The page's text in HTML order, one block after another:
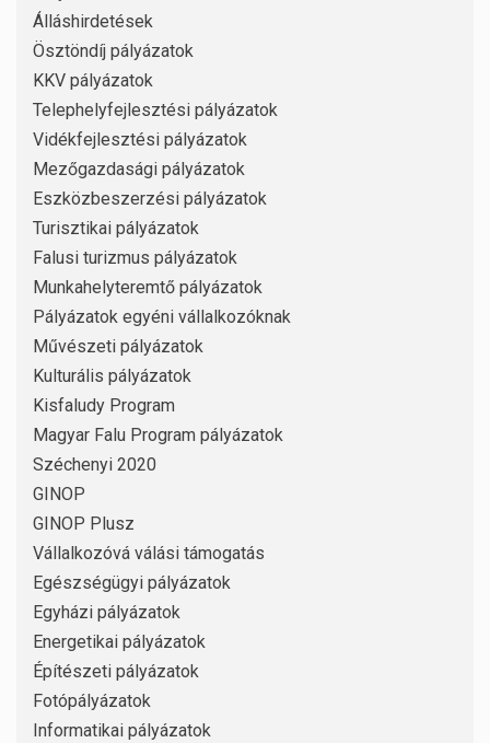
Álláshirdetések
Ösztöndíj pályázatok
KKV pályázatok
Telephelyfejlesztési pályázatok
Vidékfejlesztési pályázatok
Mezőgazdasági pályázatok
Eszközbeszerzési pályázatok
Turisztikai pályázatok
Falusi turizmus pályázatok
Munkahelyteremtő pályázatok
Pályázatok egyéni vállalkozóknak
Művészeti pályázatok
Kulturális pályázatok
Kisfaludy Program
Magyar Falu Program pályázatok
Széchenyi 2020
GINOP
GINOP Plusz
Vállalkozóvá válási támogatás
Egészségügyi pályázatok
Egyházi pályázatok
Energetikai pályázatok
Építészeti pályázatok
Fotópályázatok
Informatikai pályázatok